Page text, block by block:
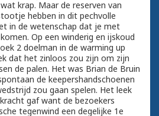
krap. Maar de reserven van
hebben in dit pechvolle
in de wetenschap dat je met
Op een winderig en ijskoud
2 doelman in de warming up
dat het zinloos zou zijn om zijn
de palen. Het was Brian de Bruin
de keepershandschoenen
zou gaan spelen. Het leek
gaf want de bezoekers
tegenwind een degelijke 1e